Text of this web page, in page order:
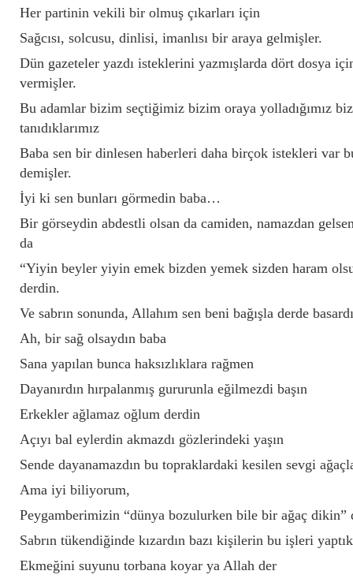
Her partinin vekili bir olmuş çıkarları için
Sağcısı, solcusu, dinlisi, imanlısı bir araya gelmişler.
Dün gazeteler yazdı isteklerini yazmışlarda dört dosya
vermişler.
Bu adamlar bizim seçtiğimiz bizim oraya yolladığımız
tanıdıklarımız
Baba sen bir dinlesen haberleri daha birçok istekleri var
demişler.
İyi ki sen bunları görmedin baba…
Bir görseydin abdestli olsan da camiden, namazdan
da
“Yiyin beyler yiyin emek bizden yemek sizden haram
derdin.
Ve sabrın sonunda, Allahım sen beni bağışla derde
Ah, bir sağ olsaydın baba
Sana yapılan bunca haksızlıklara rağmen
Dayanırdın hırpalanmış gururunla eğilmezdi başın
Erkekler ağlamaz oğlum derdin
Açıyı bal eylerdin akmazdı gözlerindeki yaşın
Sende dayanamazdın bu topraklardaki kesilen sevgi
Ama iyi biliyorum,
Peygamberimizin “dünya bozulurken bile bir ağaç dikin”
Sabrın tükendiğinde kızardın bazı kişilerin bu işleri
Ekmeğini suyunu torbana koyar ya Allah der